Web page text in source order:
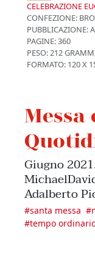
CELEBRAZIONE
CONFEZIONE:
PUBBLICAZIONE:
PAGINE: 360
PESO: 212
FORMATO: 120 X
Messa
Giugno
Adalberto
#santa messa #
#tempo